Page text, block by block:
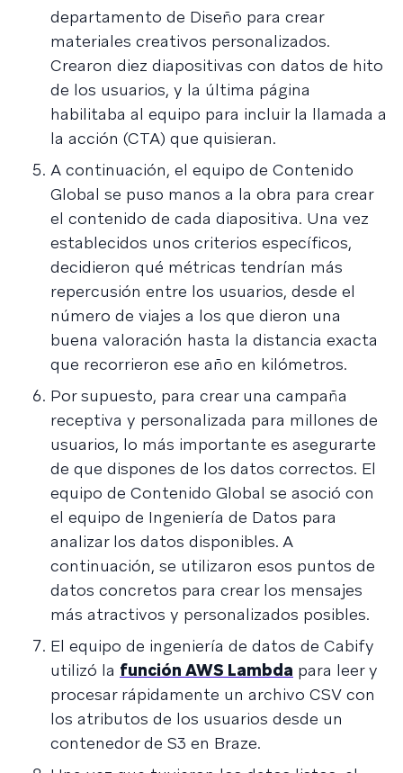
departamento de Diseño para crear
materiales creativos personalizados.
Crearon diez diapositivas con datos de hito
de los usuarios, y la última página
habilitaba al equipo para incluir la llamada a
la acción (CTA) que quisieran.
A continuación, el equipo de Contenido
Global se puso manos a la obra para crear
el contenido de cada diapositiva. Una vez
establecidos unos criterios específicos,
decidieron qué métricas tendrían más
repercusión entre los usuarios, desde el
número de viajes a los que dieron una
buena valoración hasta la distancia exacta
que recorrieron ese año en kilómetros.
Por supuesto, para crear una campaña
receptiva y personalizada para millones de
usuarios, lo más importante es asegurarte
de que dispones de los datos correctos. El
equipo de Contenido Global se asoció con
el equipo de Ingeniería de Datos para
analizar los datos disponibles. A
continuación, se utilizaron esos puntos de
datos concretos para crear los mensajes
más atractivos y personalizados posibles.
El equipo de ingeniería de datos de Cabify
utilizó la función AWS Lambda para leer y
procesar rápidamente un archivo CSV con
los atributos de los usuarios desde un
contenedor de S3 en Braze.